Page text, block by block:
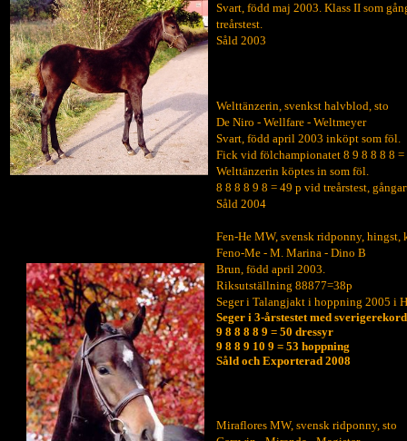
Svart, född maj 2003. Klass II som
treårstest.
Såld 2003
Welttänzerin, svenkst halvblod, sto
De Niro - Wellfare - Weltmeyer
Svart, född april 2003 inköpt som föl.
Fick vid fölchampionatet 8 9 8 8 8 8 =
Welttänzerin köptes in som föl.
8 8 8 8 9 8 = 49 p vid treårstest,
Såld 2004
Fen-He MW, svensk ridponny, hingst,
Feno-Me - M. Marina - Dino B
Brun, född april 2003.
Riksutställning 88877=38p
Seger i Talangjakt i hoppning 2005 i
Seger i 3-årstestet med
9 8 8 8 8 9 = 50 dressyr
9 8 8 9 10 9 = 53 hoppning
Såld och Exporterad 2008
Miraflores MW, svensk ridponny, sto
Uppfödningar 2003
Uppfödningar 2002